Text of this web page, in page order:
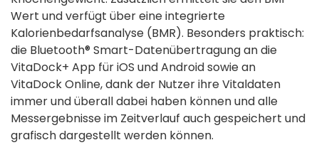
Wert und verfügt über eine integrierte
Kalorienbedarfsanalyse (BMR). Besonders praktisch:
die Bluetooth® Smart-Datenübertragung an die
VitaDock+ App für iOS und Android sowie an
VitaDock Online, dank der Nutzer ihre Vitaldaten
immer und überall dabei haben können und alle
Messergebnisse im Zeitverlauf auch gespeichert und
grafisch dargestellt werden können.